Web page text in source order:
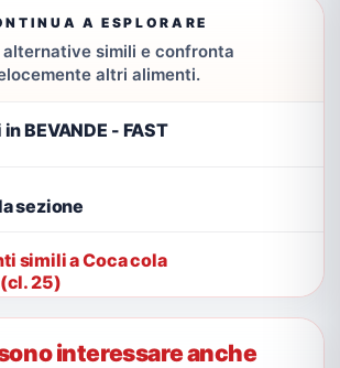
A ESPLORARE
alternative simili e confronta
altri alimenti.
BEVANDE - FAST
sezione
simili a Coca cola
25)
interessare anche